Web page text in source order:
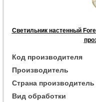
Светильник настенный
Код производителя
Производитель
Страна производитель
Вид обработки